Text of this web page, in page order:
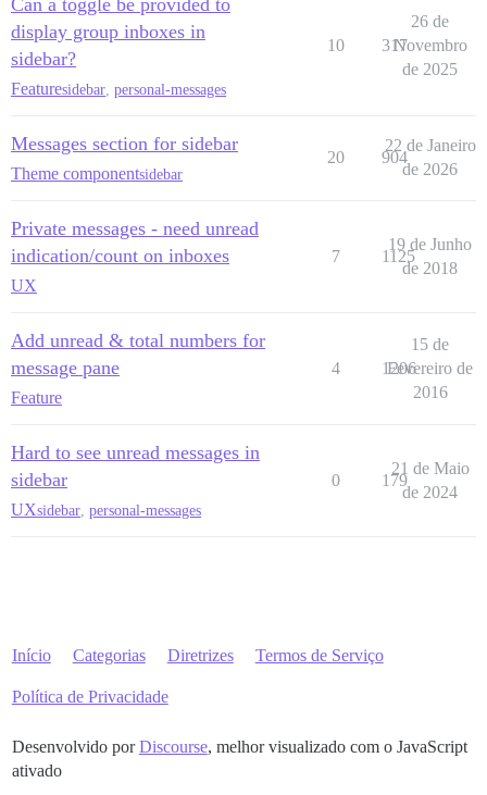
Can a toggle be provided to
display group inboxes in
sidebar?
Featuresidebar personal-messages
10 317
26 de
Novembro
de 2025
Messages section for sidebar
Theme componentsidebar
20 904
22 de Janeiro
de 2026
Private messages - need unread
indication/count on inboxes
UX
7 1125
19 de Junho
de 2018
Add unread & total numbers for
message pane
Feature
4 1206
15 de
Fevereiro de
2016
Hard to see unread messages in
sidebar
UXsidebar personal-messages
0 179
21 de Maio
de 2024
Início Categorias Diretrizes Termos de Serviço
Política de Privacidade
Desenvolvido porDiscourse, melhor visualizado com o JavaScript
ativado